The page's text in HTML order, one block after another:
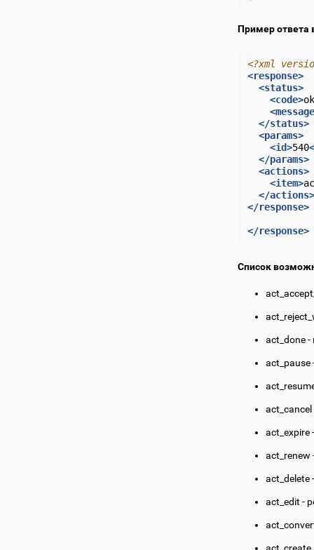
Пример ответа
<?xml
<response>
<status>
<code>ok
</status>
<params>
<id>540
</params>
<actions>
<item>
</actions>
</response>
</response>
Список
act_done -
act_pause
act_expire
act_renew
act_delete
act_edit -